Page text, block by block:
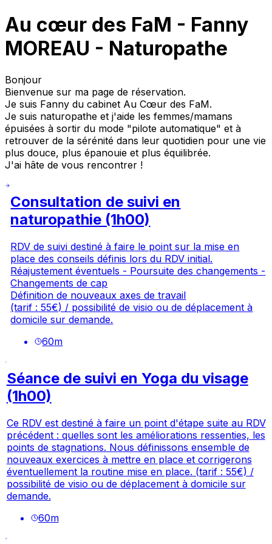
Au cœur des FaM - Fanny
MOREAU - Naturopathe
Bonjour
Bienvenue sur ma page de réservation.
Je suis Fanny du cabinet Au Cœur des FaM.
Je suis naturopathe et j'aide les femmes/mamans
épuisées à sortir du mode "pilote automatique" et à
retrouver de la sérénité dans leur quotidien pour une vie
plus douce, plus épanouie et plus équilibrée.
J'ai hâte de vous rencontrer !
Consultation de suivi en
naturopathie (1h00)
RDV de suivi destiné à faire le point sur la mise en
place des conseils définis lors du RDV initial.
Réajustement éventuels - Poursuite des changements -
Changements de cap
Définition de nouveaux axes de travail
(tarif : 55€) / possibilité de visio ou de déplacement à
domicile sur demande.
60m
Séance de suivi en Yoga du visage
(1h00)
Ce RDV est destiné à faire un point d'étape suite au RDV
précédent : quelles sont les améliorations ressenties, les
points de stagnations. Nous définissons ensemble de
nouveaux exercices à mettre en place et corrigerons
éventuellement la routine mise en place. (tarif : 55€) /
possibilité de visio ou de déplacement à domicile sur
demande.
60m